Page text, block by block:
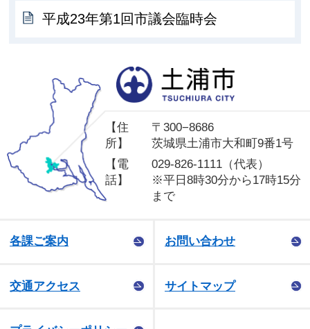
平成23年第1回市議会臨時会
【住
所】
〒300−8686
茨城県土浦市大和町9番1号
【電
話】
029-826-1111（代表）
※平日8時30分から17時15分
まで
各課ご案内 お問い合わせ
交通アクセス サイトマップ